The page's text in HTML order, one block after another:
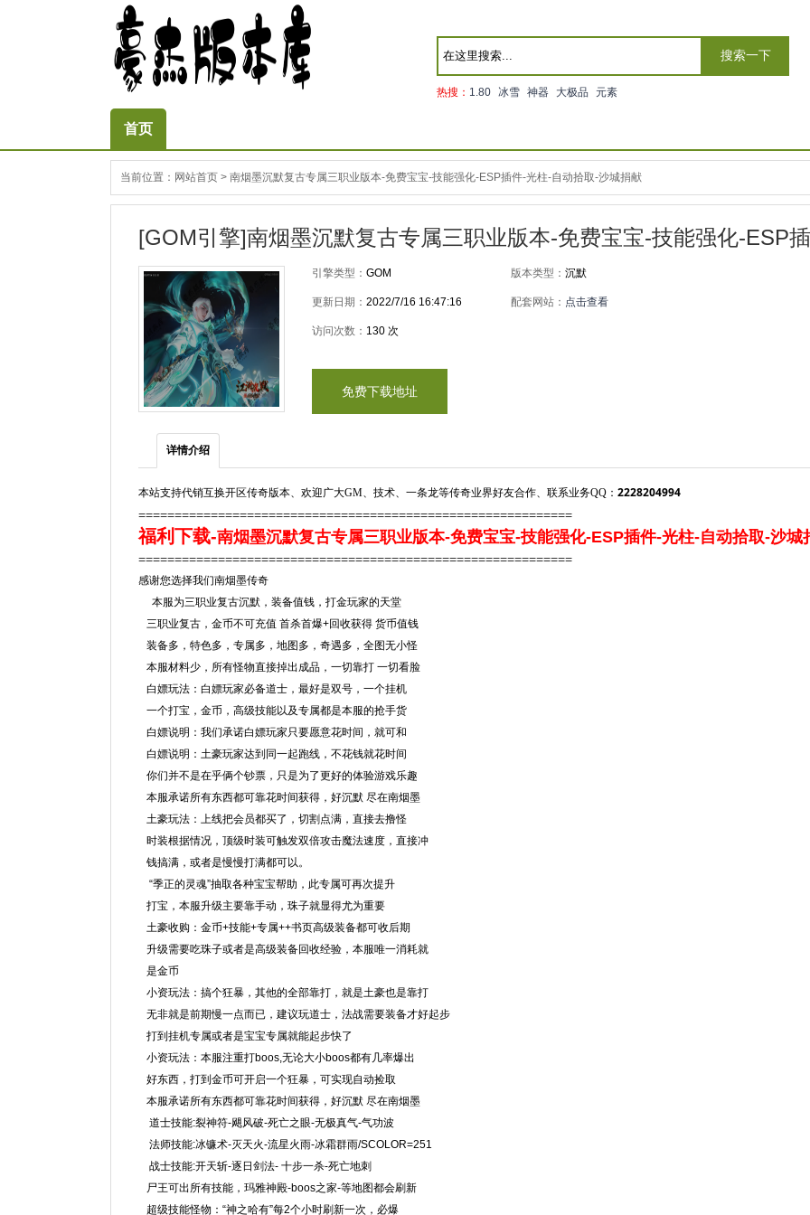
搜索一下
热搜： 1.80 冰雪 神器 大极品 元素
首页
当前位置： 网站首页 > 南烟墨沉默复古专属三职业版本-免费宝宝-技能强化-ESP插件-光柱-自动拾取-沙城捐献
[GOM引擎]南烟墨沉默复古专属三职业版本-免费宝宝-技能强化-ESP
引擎类型： GOM 版本类型： 沉默
更新日期： 2022/7/16 16:47:16 配套网站： 点击查看
访问次数： 130 次
免费下载地址
详情介绍
本站支持代销互换开区传奇版本、欢迎广大GM、技术、一条龙等传奇业界好友合作、联系业务QQ： 2228204994
============================================================
福利下载-南烟墨沉默复古专属三职业版本-免费宝宝-技能强化-ESP插件-光柱-自动拾取-沙城
============================================================
感谢您选择我们南烟墨传奇
本服为三职业复古沉默，装备值钱，打金玩家的天堂
三职业复古，金币不可充值 首杀首爆+回收获得 货币值钱
装备多，特色多，专属多，地图多，奇遇多，全图无小怪
本服材料少，所有怪物直接掉出成品，一切靠打 一切看脸
白嫖玩法：白嫖玩家必备道士，最好是双号，一个挂机
一个打宝，金币，高级技能以及专属都是本服的抢手货
白嫖说明：我们承诺白嫖玩家只要愿意花时间，就可和
白嫖说明：土豪玩家达到同一起跑线，不花钱就花时间
你们并不是在乎俩个钞票，只是为了更好的体验游戏乐趣
本服承诺所有东西都可靠花时间获得，好沉默 尽在南烟墨
土豪玩法：上线把会员都买了，切割点满，直接去撸怪
时装根据情况，顶级时装可触发双倍攻击魔法速度，直接冲
钱搞满，或者是慢慢打满都可以。
“季正的灵魂”抽取各种宝宝帮助，此专属可再次提升
打宝，本服升级主要靠手动，珠子就显得尤为重要
土豪收购：金币+技能+专属++书页高级装备都可收后期
升级需要吃珠子或者是高级装备回收经验，本服唯一消耗就
是金币
小资玩法：搞个狂暴，其他的全部靠打，就是土豪也是靠打
无非就是前期慢一点而已，建议玩道士，法战需要装备才好起步
打到挂机专属或者是宝宝专属就能起步快了
小资玩法：本服注重打boos,无论大小boos都有几率爆出
好东西，打到金币可开启一个狂暴，可实现自动捡取
本服承诺所有东西都可靠花时间获得，好沉默 尽在南烟墨
道士技能:裂神符-飓风破-死亡之眼-无极真气-气功波
法师技能:冰镰术-灭天火-流星火雨-冰霜群雨/SCOLOR=251
战士技能:开天斩-逐日剑法- 十步一杀-死亡地刺
尸王可出所有技能，玛雅神殿-boos之家-等地图都会刷新
超级技能怪物：“神之哈有”每2个小时刷新一次，必爆